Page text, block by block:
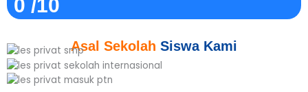
0 /10
Asal Sekolah Siswa Kami